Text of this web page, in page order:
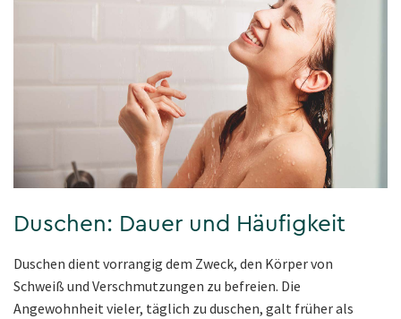
Duschen: Dauer und Häufigkeit
Duschen dient vorrangig dem Zweck, den Körper von
Schweiß und Verschmutzungen zu befreien. Die
Angewohnheit vieler, täglich zu duschen, galt früher als